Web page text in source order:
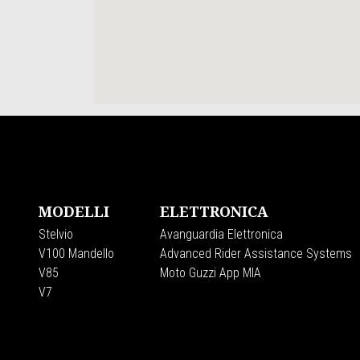
MODELLI
Stelvio
V100 Mandello
V85
V7
ELETTRONICA
Avanguardia Elettronica
Advanced Rider Assistance Systems
Moto Guzzi App MIA